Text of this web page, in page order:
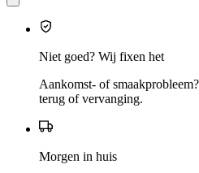
Niet goed? Wij fixen het
Aankomst- of
terug of vervanging.
Morgen in huis